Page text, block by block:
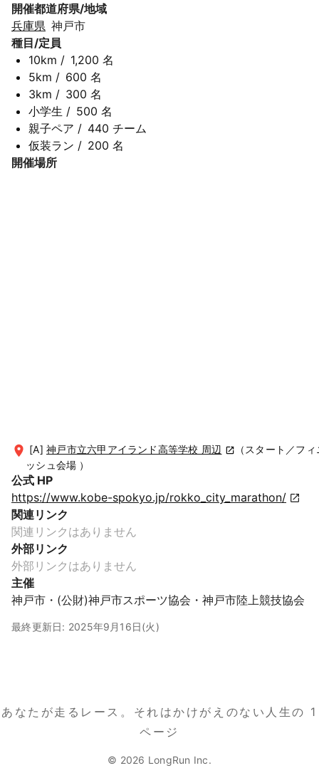
開催都道府県/地域
兵庫県 神戸市
種目/定員
10km / 1,200 名
5km / 600 名
3km / 300 名
小学生 / 500 名
親子ペア / 440 チーム
仮装ラン / 200 名
開催場所
[A] 神戸市立六甲アイランド高等学校 周辺
（スタート／フィ
ッシュ会場 ）
公式 HP
https://www.kobe-spokyo.jp/rokko_city_marathon/
関連リンク
関連リンクはありません
外部リンク
外部リンクはありません
主催
神戸市・(公財)神戸市スポーツ協会・神戸市陸上競技協会
最終更新日: 2025年9月16日(火)
あなたが走るレース。 それはかけがえのない人生の 1
ページ
© 2026 LongRun Inc.